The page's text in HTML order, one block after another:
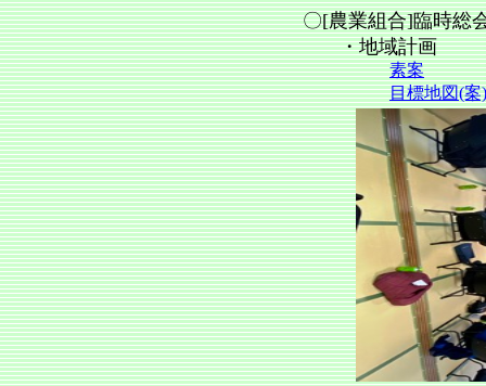
〇[農業組合]臨時総
・地域計画
素案
目標地図(案)